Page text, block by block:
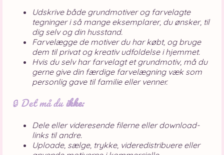
Udskrive både grundmotiver og farvelagte
tegninger i så mange eksemplarer, du ønsker, til
dig selv og din husstand.
Farvelægge de motiver du har købt, og bruge
dem til privat og kreativ udfoldelse i hjemmet.
Hvis du selv har farvelagt et grundmotiv, må du
gerne give din færdige farvelægning væk som
personlig gave til familie eller venner.
🔒 Det må duikke:
Dele eller videresende filerne eller download-
links til andre.
Uploade, sælge, trykke, videredistribuere eller